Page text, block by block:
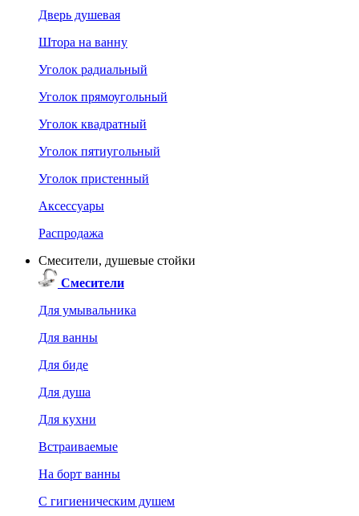
Дверь душевая
Штора на ванну
Уголок радиальный
Уголок прямоугольный
Уголок квадратный
Уголок пятиугольный
Уголок пристенный
Аксессуары
Распродажа
Смесители, душевые стойки
Смесители
Для умывальника
Для ванны
Для биде
Для душа
Для кухни
Встраиваемые
На борт ванны
C гигиеническим душем